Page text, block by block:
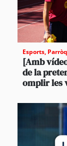
Esports,
[Amb
de la
omplir les